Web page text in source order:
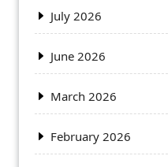
July 2026
June 2026
March 2026
February 2026